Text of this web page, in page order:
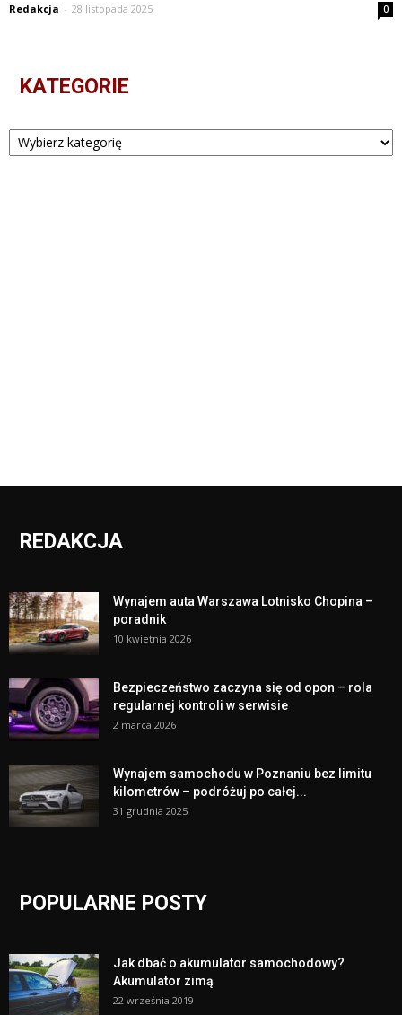
Redakcja - 28 listopada 2025 0
KATEGORIE
Kategorie
REDAKCJA
Wynajem auta Warszawa Lotnisko Chopina –
poradnik
10 kwietnia 2026
Bezpieczeństwo zaczyna się od opon – rola
regularnej kontroli w serwisie
2 marca 2026
Wynajem samochodu w Poznaniu bez limitu
kilometrów – podróżuj po całej...
31 grudnia 2025
POPULARNE POSTY
Jak dbać o akumulator samochodowy?
Akumulator zimą
22 września 2019